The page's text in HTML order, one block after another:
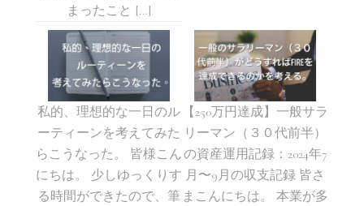
まったこと […]
私的、理想的な一日のル
ーティーンを考えてみた
らこうなった。 皆様こん
にちは。 少しゆっくりす
る時間ができたので、筆
【250万円達成】一般サラ
リーマン（３０代前半）
の資産運用記録：2024年7
月〜9月の収支記録 皆さ
まこんにちは。 本業が多